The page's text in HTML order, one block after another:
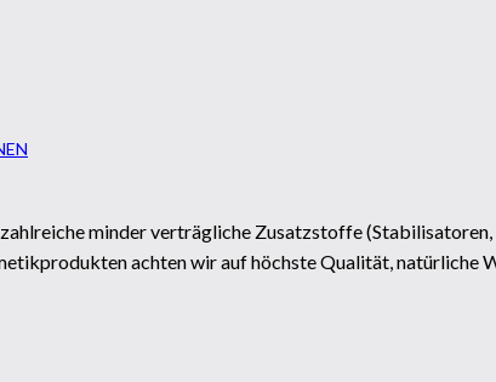
minder verträgliche Zusatzstoffe
achten wir auf höchste Qualität, natürliche